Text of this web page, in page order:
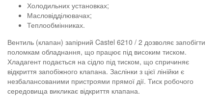
Холодильних установках;
Масловідділювачах;
Теплообмінниках.
Вентиль (клапан) запірний Castel 6210 / 2 дозволяє запобігти
поломкам обладнання, що працює під високим тиском.
Хладагент подається на сідло під тиском, що спричиняє
відкриття запобіжного клапана. Заслінки з цієї лінійки є
незбалансованими пристроями прямої дії. Тиск робочого
середовища викликає відкриття клапана.